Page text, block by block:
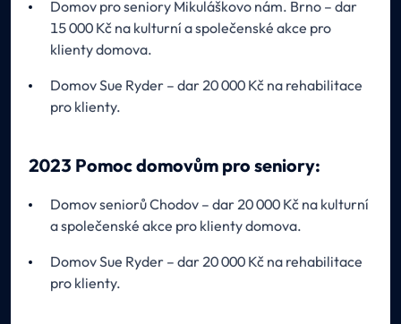
Domov pro seniory Mikuláškovo nám. Brno – dar
15 000 Kč na kulturní a společenské akce pro
klienty domova.
Domov Sue Ryder – dar 20 000 Kč na rehabilitace
pro klienty.
2023 Pomoc domovům pro seniory:
Domov seniorů Chodov – dar 20 000 Kč na kulturní
a společenské akce pro klienty domova.
Domov Sue Ryder – dar 20 000 Kč na rehabilitace
pro klienty.